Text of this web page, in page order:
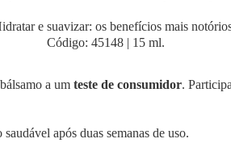
Código: 45148 | 15 ml.
a um teste de consumidor.
após duas semanas de uso.